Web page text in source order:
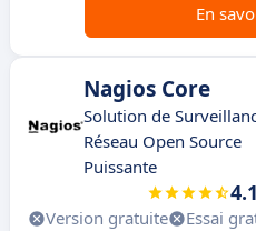
En
Nagios Core
Solution de
Réseau Open Source
Puissante
4.1
Version gratuite Essai